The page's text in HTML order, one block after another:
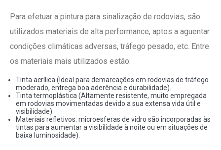
Para efetuar a pintura para sinalização de rodovias, são
utilizados materiais de alta performance, aptos a aguentar
condições climáticas adversas, tráfego pesado, etc. Entre
os materiais mais utilizados estão:
Tinta acrílica (Ideal para demarcações em rodovias de tráfego
moderado, entrega boa aderência e durabilidade).
Tinta termoplástica (Altamente resistente, muito empregada
em rodovias movimentadas devido a sua extensa vida útil e
visibilidade).
Materiais refletivos: microesferas de vidro são incorporadas às
tintas para aumentar a visibilidade à noite ou em situações de
baixa luminosidade).